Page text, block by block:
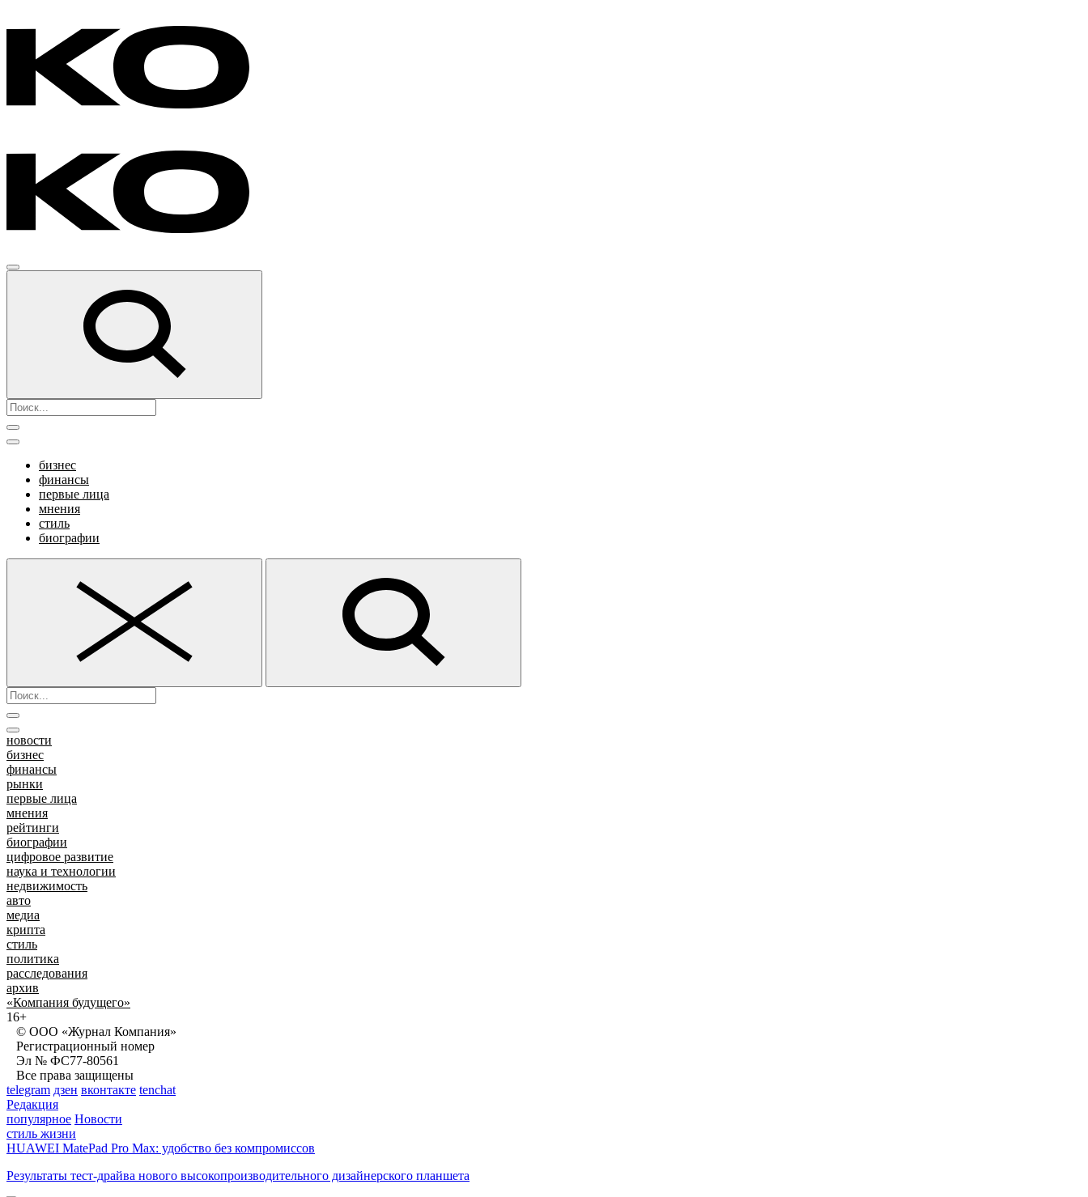
бизнес
финансы
первые лица
мнения
стиль
биографии
новости
бизнес
финансы
рынки
первые лица
мнения
рейтинги
биографии
цифровое развитие
наука и технологии
недвижимость
авто
медиа
крипта
стиль
политика
расследования
архив
«Компания будущего»
16+
© ООО «Журнал Компания»
Регистрационный номер
Эл № ФС77-80561
Все права защищены
telegram дзен вконтакте tenchat
Редакция
популярное Новости
стиль жизни
HUAWEI MatePad Pro Max: удобство без компромиссов
Результаты тест-драйва нового высокопроизводительного дизайнерского планшета